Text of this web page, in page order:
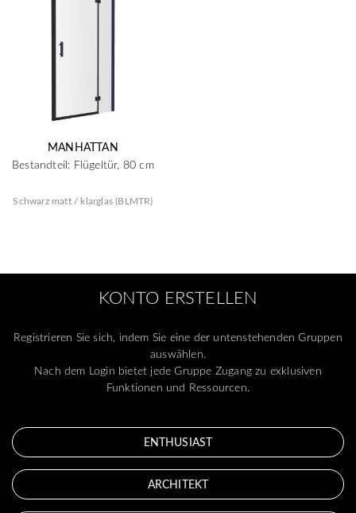
MANHATTAN
Bestandteil: Flügeltür, 80 cm
Schwarz matt / klarglas (BLMTR)
KONTO ERSTELLEN
Registrieren Sie sich, indem Sie eine der untenstehenden Gruppen
auswählen.
Nach dem Login bietet jede Gruppe Zugang zu exklusiven
Funktionen und Ressourcen.
ENTHUSIAST
ARCHITEKT